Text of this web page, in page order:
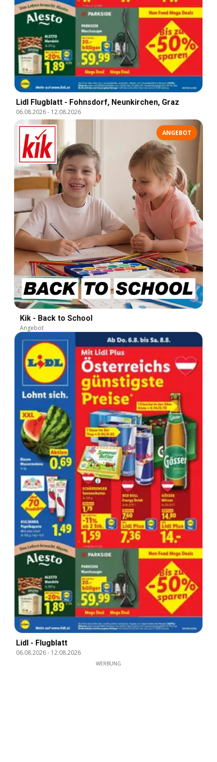
Lidl Flugblatt - Fohnsdorf, Neunkirchen, Graz
06.08.2026- 12.08.2026
ANGEBOT
Kik - Back to School
Angebot
Lidl - Flugblatt
06.08.2026- 12.08.2026
WERBUNG